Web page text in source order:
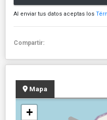
Al enviar tus datos aceptas los
Compartir:
Mapa
+